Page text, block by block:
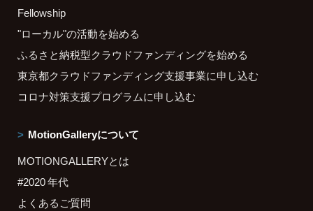
Fellowship
"ローカル"の活動を始める
ふるさと納税型クラウドファンディングを始める
東京都クラウドファンディング支援事業に申し込む
コロナ対策支援プログラムに申し込む
MotionGalleryについて
MOTIONGALLERYとは
#2020 年代
よくあるご質問